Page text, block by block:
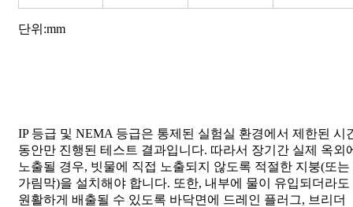
단위:mm
IP 등급 및 NEMA 등급은 통제된 실험실 환경에서 제한된 시
동안만 진행된 테스트 결과입니다. 따라서 장기간 실제 옥외
노출될 경우, 빗물에 직접 노출되지 않도록 적절한 지붕(또는
가림막)을 설치해야 합니다. 또한, 내부에 물이 유입되더라도
원활하게 배출될 수 있도록 바닥면에 드레인 플러그, 브리더